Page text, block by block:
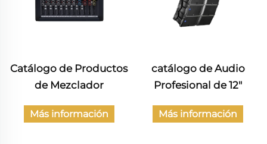
Catálogo de Productos
de Mezclador
Más información
catálogo de Audio
Profesional de 12"
Más información